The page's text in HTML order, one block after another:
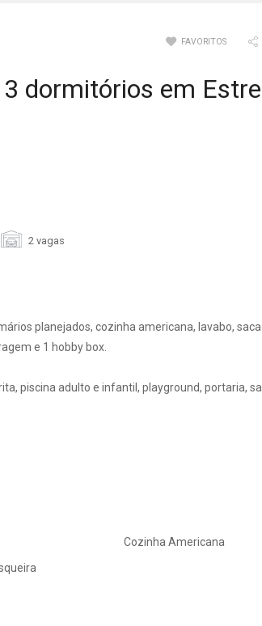
FAVORITOS
dormitórios em
2 vagas
planejados, cozinha americana, lavabo,
e 1 hobby box.
piscina adulto e infantil, playground, portaria,
Cozinha Americana